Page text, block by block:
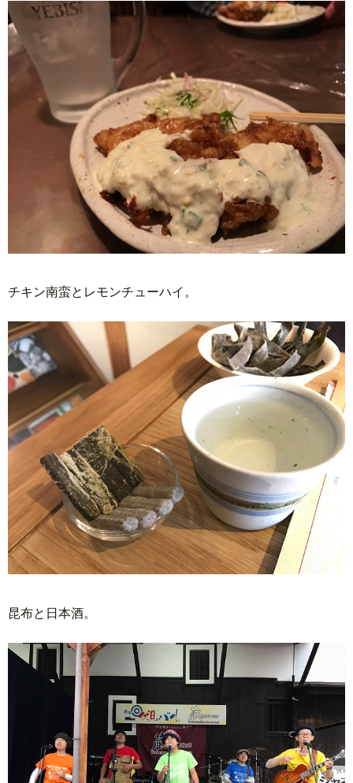
チキン南蛮とレモンチューハイ。
昆布と日本酒。